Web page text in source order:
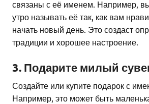
связаны с её именем. Например,
утро называть её так, как вам
начать новый день. Это создаст
традиции и хорошее настроение.
3. Подарите милый
Создайте или купите подарок с
Например, это может быть